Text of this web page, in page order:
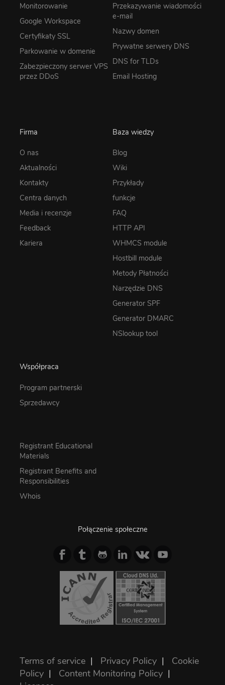
Monitorowanie
Google Workspace
Certyfikaty SSL
Parkowanie w domenie
Zabezpieczony serwer VPS
przez DDoS
Przekazywanie wiadomości
e-mail
Nazwy domen
Prywatne serwery DNS
DNS for TLDs
Email Hosting
Firma
O nas
Aktualności
Kontakty
Centra danych
Media i recenzje
Feedback
Kariera
Baza wiedzy
Blog
Wiki
Przykłady
funkcje
FAQ
HTTP API
WHMCS module
Hostbill module
Metody Płatności
Narzędzie DNS
Generator SPF
Generator DMARC
NSlookup tool
Współpraca
Program partnerski
Sprzedawcy
Registrant Educational
Materials
Registrant Benefits and
Responsibilities
Whois
Połączenie społeczne
Terms of service | Privacy Policy | Cookie
Policy | Content Monitoring Policy |